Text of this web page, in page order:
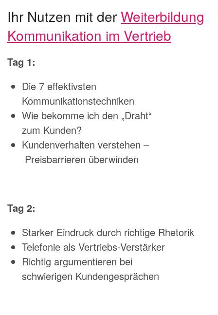
Ihr Nutzen mit der Weiterbildung
Kommunikation im Vertrieb
Tag 1:
Die 7 effektivsten
Kommunikationstechniken
Wie bekomme ich den „Draht“
zum Kunden?
Kundenverhalten verstehen –
Preisbarrieren überwinden
Tag 2:
Starker Eindruck durch richtige Rhetorik
Telefonie als Vertriebs-Verstärker
Richtig argumentieren bei
schwierigen Kundengesprächen